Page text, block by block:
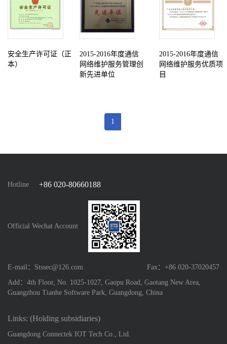
安全生产许可证（正
本）
2015-2016年度通信
网络维护服务管理创
新先进单位
2015-2016年度通信
网络维护服务优质项
目
1
Hotline +86 020-80660188
Official Wechat Account
E-mail：Stssec@126.com
Fax：+86 020-37020457
Add：4th Floor, No. 1025-1027, Gaopu Road, Gaotang New Area,
Guangzhou Tianhe Software Park, Guangdong, China
Links: (Holding subsidiaries)
Guangdong Connectek IOT Tech Co., Ltd.